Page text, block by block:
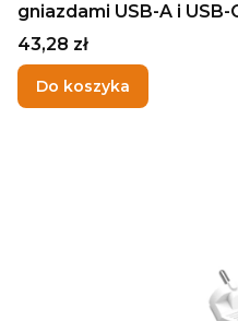
gniazdami USB-A i USB-
Cena
43,28 zł
Do koszyka